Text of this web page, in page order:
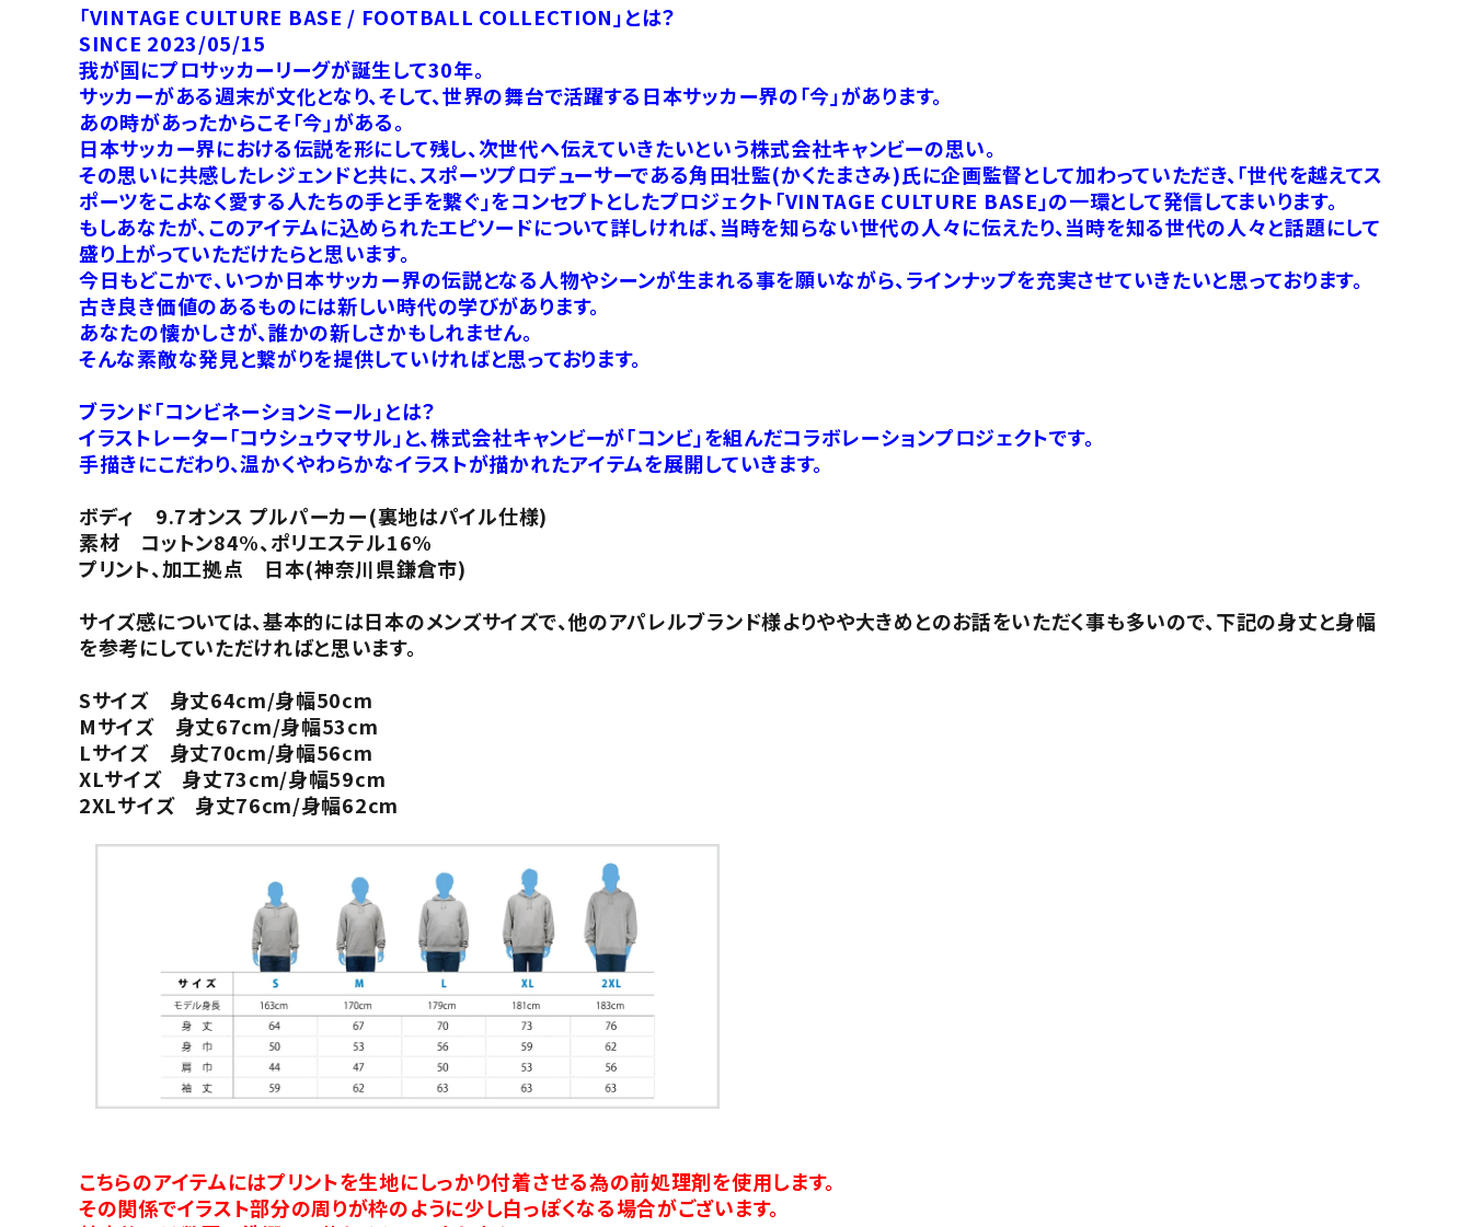
「VINTAGE CULTURE BASE / FOOTBALL COLLECTION」とは？
SINCE 2023/05/15
我が国にプロサッカーリーグが誕生して30年。
サッカーがある週末が文化となり、そして、世界の舞台で活躍する日本サッカー界の「今」があります。
あの時があったからこそ「今」がある。
日本サッカー界における伝説を形にして残し、次世代へ伝えていきたいという株式会社キャンビーの思い。
その思いに共感したレジェンドと共に、スポーツプロデューサーである角田壮監(かくたまさみ)氏に企画監督として加わっていただき、「世代を越えてス
ポーツをこよなく愛する人たちの手と手を繋ぐ」をコンセプトとしたプロジェクト「VINTAGE CULTURE BASE」の一環として発信してまいります。
もしあなたが、このアイテムに込められたエピソードについて詳しければ、当時を知らない世代の人々に伝えたり、当時を知る世代の人々と話題にして
盛り上がっていただけたらと思います。
今日もどこかで、いつか日本サッカー界の伝説となる人物やシーンが生まれる事を願いながら、ラインナップを充実させていきたいと思っております。
古き良き価値のあるものには新しい時代の学びがあります。
あなたの懐かしさが、誰かの新しさかもしれません。
そんな素敵な発見と繋がりを提供していければと思っております。
ブランド「コンビネーションミール」とは？
イラストレーター「コウシュウマサル」と、株式会社キャンビーが「コンビ」を組んだコラボレーションプロジェクトです。
手描きにこだわり、温かくやわらかなイラストが描かれたアイテムを展開していきます。
ボディ 9.7オンス プルパーカー(裏地はパイル仕様)
素材 コットン84%、ポリエステル16%
プリント、加工拠点 日本(神奈川県鎌倉市)
サイズ感については、基本的には日本のメンズサイズで、他のアパレルブランド様よりやや大きめとのお話をいただく事も多いので、下記の身丈と身幅
を参考にしていただければと思います。
Sサイズ 身丈64cm/身幅50cm
Mサイズ 身丈67cm/身幅53cm
Lサイズ 身丈70cm/身幅56cm
XLサイズ 身丈73cm/身幅59cm
2XLサイズ 身丈76cm/身幅62cm
こちらのアイテムにはプリントを生地にしっかり付着させる為の前処理剤を使用します。
その関係でイラスト部分の周りが枠のように少し白っぽくなる場合がございます。